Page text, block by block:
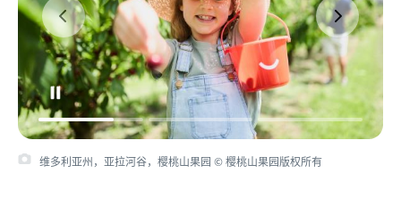
维多利亚州，亚拉河谷，樱桃山果园 © 樱桃山果园版权所有